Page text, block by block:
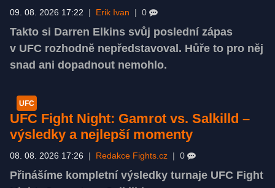
09. 08. 2026 17:22 Erik Ivan 0
Takto si Darren Elkins svůj poslední zápas
v UFC rozhodně nepředstavoval. Hůře to pro něj
snad ani dopadnout nemohlo.
UFC
UFC Fight Night: Gamrot vs. Salkilld –
výsledky a nejlepší momenty
08. 08. 2026 17:26 Redakce Fights.cz 0
Přinášíme kompletní výsledky turnaje UFC Fight